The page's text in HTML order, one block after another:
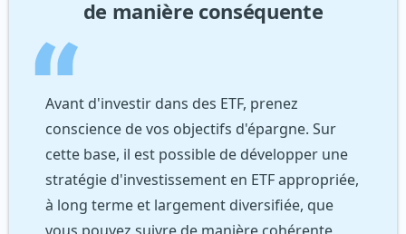
de manière conséquente
Avant d'investir dans des ETF, prenez
conscience de vos objectifs d'épargne. Sur
cette base, il est possible de développer une
stratégie d'investissement en ETF appropriée,
à long terme et largement diversifiée, que